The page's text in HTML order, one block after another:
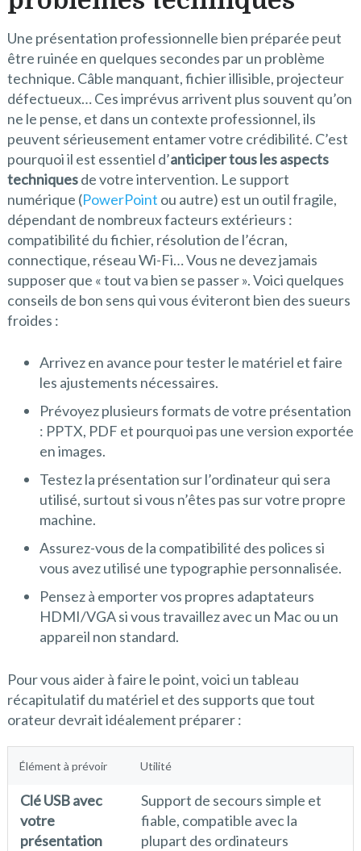
Une présentation professionnelle bien préparée peut
être ruinée en quelques secondes par un problème
technique. Câble manquant, fichier illisible, projecteur
défectueux… Ces imprévus arrivent plus souvent qu’on
ne le pense, et dans un contexte professionnel, ils
peuvent sérieusement entamer votre crédibilité. C’est
pourquoi il est essentiel d’anticiper tous les aspects
techniquesde votre intervention. Le support
numérique (PowerPoint ou autre) est un outil fragile,
dépendant de nombreux facteurs extérieurs :
compatibilité du fichier, résolution de l’écran,
connectique, réseau Wi-Fi… Vous ne devez jamais
supposer que « tout va bien se passer ». Voici quelques
conseils de bon sens qui vous éviteront bien des sueurs
froides :
Arrivez en avance pour tester le matériel et faire
les ajustements nécessaires.
Prévoyez plusieurs formats de votre présentation
: PPTX, PDF et pourquoi pas une version exportée
en images.
Testez la présentation sur l’ordinateur qui sera
utilisé, surtout si vous n’êtes pas sur votre propre
machine.
Assurez-vous de la compatibilité des polices si
vous avez utilisé une typographie personnalisée.
Pensez à emporter vos propres adaptateurs
HDMI/VGA si vous travaillez avec un Mac ou un
appareil non standard.
Pour vous aider à faire le point, voici un tableau
récapitulatif du matériel et des supports que tout
orateur devrait idéalement préparer :
Élément à prévoir Utilité
Clé USB avec
votre
présentation
Support de secours simple et
fiable, compatible avec la
plupart des ordinateurs